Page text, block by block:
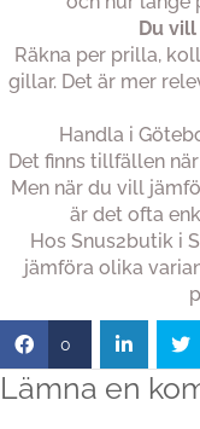
Du
Räkna per prilla,
gillar. Det är mer
Handla i
Det finns tillfällen
Men när du vill
är det ofta
Hos Snus2butik i
jämföra olika
0
Lämna en